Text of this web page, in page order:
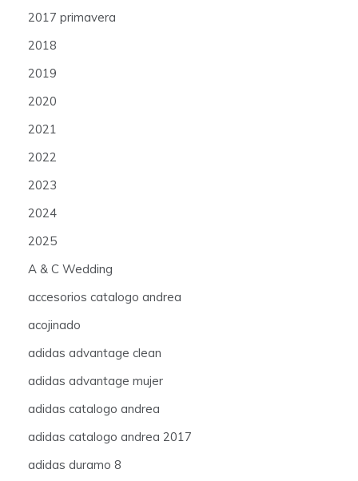
2017 primavera
2018
2019
2020
2021
2022
2023
2024
2025
A & C Wedding
accesorios catalogo andrea
acojinado
adidas advantage clean
adidas advantage mujer
adidas catalogo andrea
adidas catalogo andrea 2017
adidas duramo 8